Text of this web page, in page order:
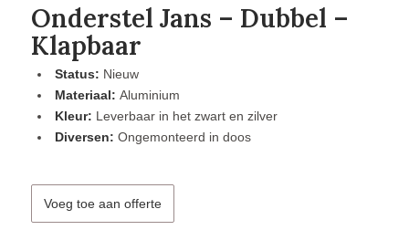
Onderstel Jans – Dubbel –
Klapbaar
Status: Nieuw
Materiaal: Aluminium
Kleur: Leverbaar in het zwart en zilver
Diversen: Ongemonteerd in doos
Voeg toe aan offerte